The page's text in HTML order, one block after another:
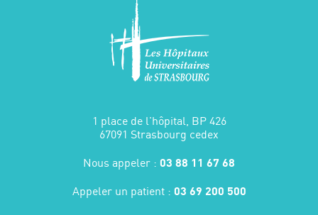
1 place de l'hôpital, BP 426
67091 Strasbourg cedex
Nous appeler : 03 88 11 67 68
Appeler un patient : 03 69 200 500